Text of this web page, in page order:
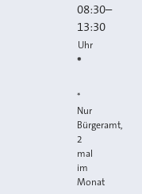
08:30–
13:30
Uhr
*
*
Nur
Bürgeramt,
2
mal
im
Monat